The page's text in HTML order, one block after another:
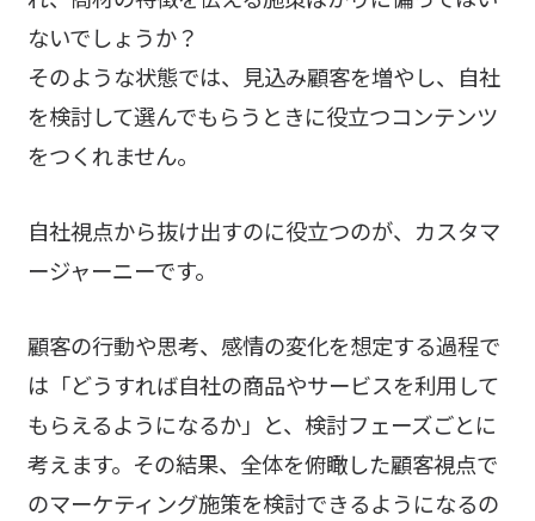
ないでしょうか？
そのような状態では、見込み顧客を増やし、自社
を検討して選んでもらうときに役立つコンテンツ
をつくれません。
自社視点から抜け出すのに役立つのが、カスタマ
ージャーニーです。
顧客の行動や思考、感情の変化を想定する過程で
は「どうすれば自社の商品やサービスを利用して
もらえるようになるか」と、検討フェーズごとに
考えます。その結果、全体を俯瞰した顧客視点で
のマーケティング施策を検討できるようになるの